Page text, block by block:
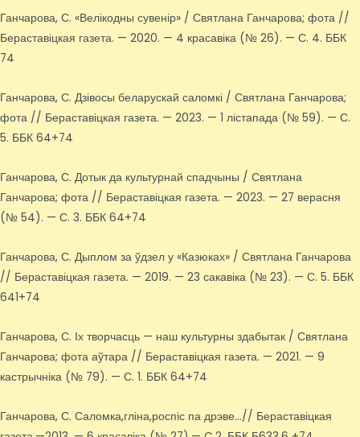
Ганчарова, С. «Велікодны сувенір» / Святлана Ганчарова; фота //
Бераставіцкая газета. — 2020. — 4 красавіка (№ 26). — С. 4. ББК
74
Ганчарова, С. Дзівосы беларускай саломкі / Святлана Ганчарова;
фота // Бераставіцкая газета. — 2023. — 1 лістапада (№ 59). — С.
5. ББК 64+74
Ганчарова, С. Дотык да культурнай спадчыны / Святлана
Ганчарова; фота // Бераставіцкая газета. — 2023. — 27 верасня
(№ 54). — С. 3. ББК 64+74
Ганчарова, С. Дыплом за ўдзел у «Казюках» / Святлана Ганчарова
// Бераставіцкая газета. — 2019. — 23 сакавіка (№ 23). — С. 5. ББК
641+74
Ганчарова, С. Іх творчасць — наш культурны здабытак / Святлана
Ганчарова; фота аўтара // Бераставіцкая газета. — 2021. — 9
кастрычніка (№ 79). — С. 1. ББК 64+74
Ганчарова, С. Саломка,гліна,роспіс па дрэве…// Бераставіцкая